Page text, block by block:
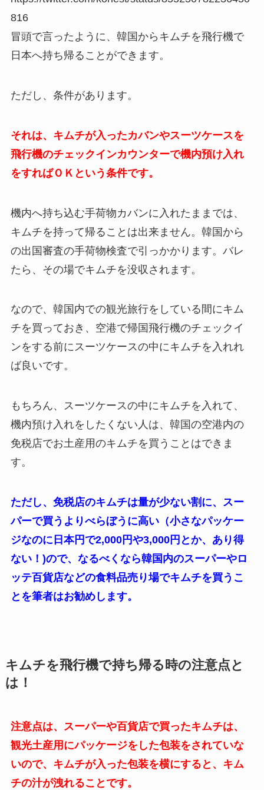
816
冒頭で言ったように、韓国からキムチを飛行機で
日本へ持ち帰ることができます。
ただし、条件があります。
それは、キムチが入ったカバンやスーツケースを
飛行機のチェックインカウンターで機内預け入れ
をすればＯＫという条件です。
機内へ持ち込む手荷物カバンに入れたままでは、
キムチを持って帰ることは出来ません。韓国から
の出国審査の手荷物検査で引っかかります。バレ
たら、その場でキムチを没収されます。
なので、韓国内での観光旅行をしている間にキム
チを買っておき、空港で帰国飛行機のチェックイ
ンをする前にスーツケースの中にキムチを入れれ
ば良いです。
もちろん、スーツケースの中にキムチを入れて、
機内預け入れをしたくない人は、韓国の空港内の
免税店でお土産用のキムチを買うことはできま
す。
ただし、免税店のキムチは量が少ない割に、スー
パーで買うよりべらぼうに高い（小さなパッケー
ジなのに日本円で2,000円や3,000円とか、あり得
ない！)ので、なるべくなら韓国内のスーパーやロ
ッテ百貨店などの食料品売り場でキムチを買うこ
とを筆者はお勧めします。
キムチを飛行機で持ち帰る時の注意点と
は！
注意点は、スーパーや百貨店で買ったキムチは、
観光土産用にパッケージをした包装をされていな
いので、キムチが入った包装を横にすると、キム
チの汁が洩れることです。